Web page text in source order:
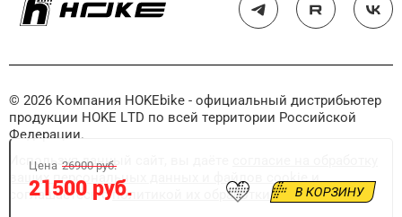
Цена 26900 руб.
21500 руб. В КОРЗИНУ
© 2026 Компания HOKEbike - официальный дистрибьютер
продукции HOKE LTD по всей территории Российской
Федерации.
Используя данный сайт, вы даёте
ваших персональных данных и файлов cookieи
соглашаетесь сполитикой их обработки